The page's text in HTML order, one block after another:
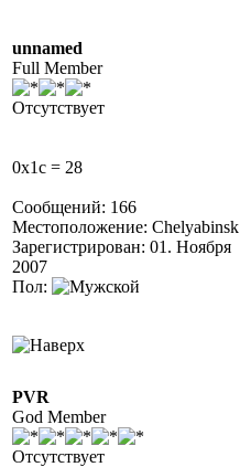
unnamed
Full Member
Отсутствует
0x1c = 28
Сообщений: 166
Местоположение: Chelyabinsk
Зарегистрирован: 01. Ноября
2007
Пол:
PVR
God Member
Отсутствует